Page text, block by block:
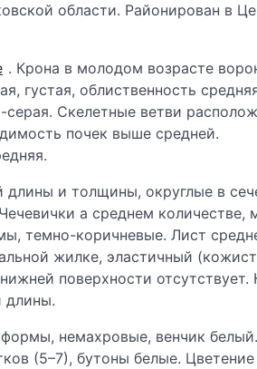
области. Районирован в
. Крона в молодом возрасте
густая, облиственность
серая. Скелетные ветви
почек выше средней.
длины и толщины, округлые в
а среднем количестве,
темно-коричневые. Лист
жилке, эластичный
поверхности отсутствует.
длины.
немахровые, венчик
(5–7), бутоны белые. Цветение